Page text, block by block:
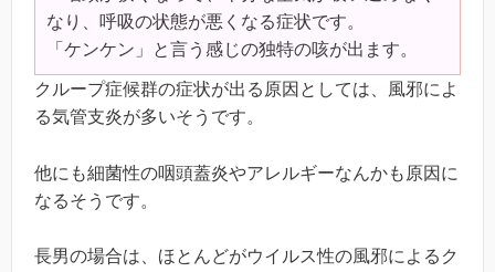
なり、呼吸の状態が悪くなる症状です。
「ケンケン」と言う感じの独特の咳が出ます。
クループ症候群の症状が出る原因としては、風邪によ
る気管支炎が多いそうです。
他にも細菌性の咽頭蓋炎やアレルギーなんかも原因に
なるそうです。
長男の場合は、ほとんどがウイルス性の風邪によるク